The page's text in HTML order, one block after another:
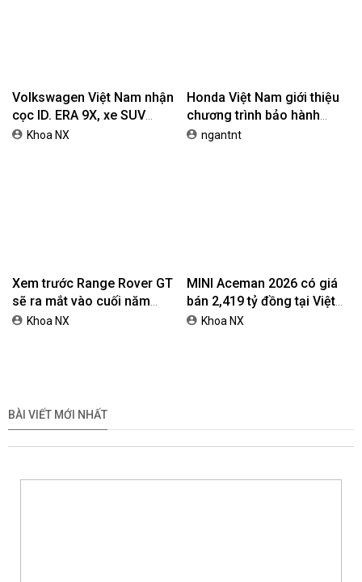
Volkswagen Việt Nam nhận
cọc ID. ERA 9X, xe SUV
EREV dự kiến giá dưới 3 tỷ
Khoa NX
Honda Việt Nam giới thiệu
chương trình bảo hành
chính hãng lên tới 10 năm
ngantnt
Xem trước Range Rover GT
sẽ ra mắt vào cuối năm
2026Khoa NX
MINI Aceman 2026 có giá
bán 2,419 tỷ đồng tại Việt
NamKhoa NX
BÀI VIẾT MỚI NHẤT